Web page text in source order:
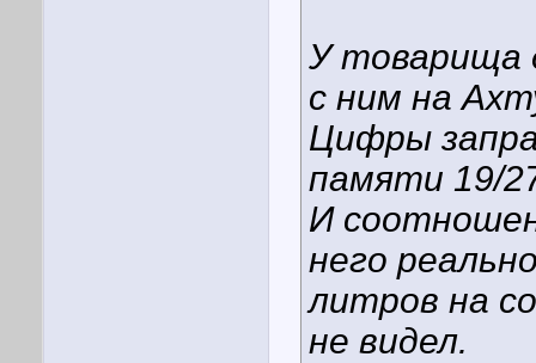
У товарища
с ним на
Цифры
памяти 19/
И
него
литров на
не видел.